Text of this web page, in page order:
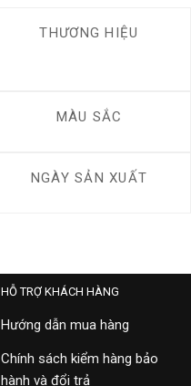
THƯƠNG HIỆU
MÀU SẮC
NGÀY SẢN XUẤT
HỖ TRỢ KHÁCH HÀNG
Hướng dẫn mua hàng
Chính sách kiểm hàng bảo
hành và đổi trả